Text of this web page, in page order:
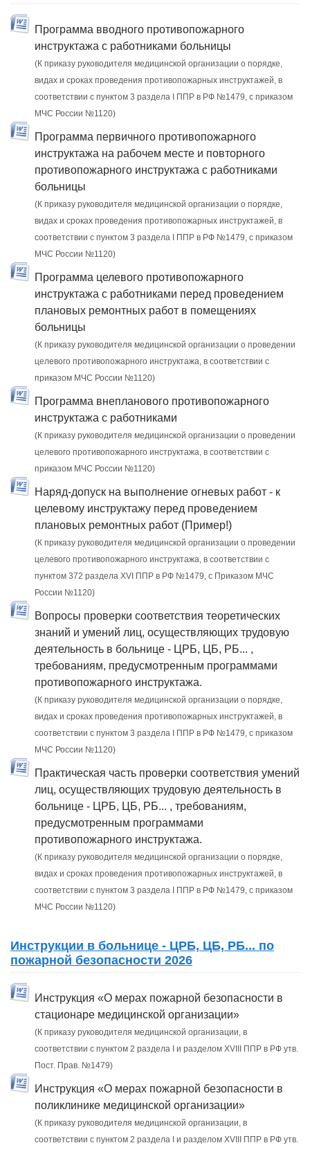
Программа вводного противопожарного
инструктажа с работниками больницы
(К приказу руководителя медицинской организации о порядке,
видах и сроках проведения противопожарных инструктажей, в
соответствии с пунктом 3 раздела I ППР в РФ №1479, с приказом
МЧС России №1120)
Программа первичного противопожарного
инструктажа на рабочем месте и повторного
противопожарного инструктажа с работниками
больницы
(К приказу руководителя медицинской организации о порядке,
видах и сроках проведения противопожарных инструктажей, в
соответствии с пунктом 3 раздела I ППР в РФ №1479, с приказом
МЧС России №1120)
Программа целевого противопожарного
инструктажа с работниками перед проведением
плановых ремонтных работ в помещениях
больницы
(К приказу руководителя медицинской организации о проведении
целевого противопожарного инструктажа, в соответствии с
приказом МЧС России №1120)
Программа внепланового противопожарного
инструктажа с работниками
(К приказу руководителя медицинской организации о проведении
целевого противопожарного инструктажа, в соответствии с
приказом МЧС России №1120)
Наряд-допуск на выполнение огневых работ - к
целевому инструктажу перед проведением
плановых ремонтных работ (Пример!)
(К приказу руководителя медицинской организации о проведении
целевого противопожарного инструктажа, в соответствии с
пунктом 372 раздела XVI ППР в РФ №1479, c Приказом МЧС
России №1120)
Вопросы проверки соответствия теоретических
знаний и умений лиц, осуществляющих трудовую
деятельность в больнице - ЦРБ, ЦБ, РБ... ,
требованиям, предусмотренным программами
противопожарного инструктажа.
(К приказу руководителя медицинской организации о порядке,
видах и сроках проведения противопожарных инструктажей, в
соответствии с пунктом 3 раздела I ППР в РФ №1479, с приказом
МЧС России №1120)
Практическая часть проверки соответствия умений
лиц, осуществляющих трудовую деятельность в
больнице - ЦРБ, ЦБ, РБ... , требованиям,
предусмотренным программами
противопожарного инструктажа.
(К приказу руководителя медицинской организации о порядке,
видах и сроках проведения противопожарных инструктажей, в
соответствии с пунктом 3 раздела I ППР в РФ №1479, с приказом
МЧС России №1120)
Инструкции в больнице - ЦРБ, ЦБ, РБ... по
пожарной безопасности 2026
Инструкция «О мерах пожарной безопасности в
стационаре медицинской организации»
(К приказу руководителя медицинской организации, в
соответствии с пунктом 2 раздела I и разделом XVIII ППР в РФ утв.
Пост. Прав. №1479)
Инструкция «О мерах пожарной безопасности в
поликлинике медицинской организации»
(К приказу руководителя медицинской организации, в
соответствии с пунктом 2 раздела I и разделом XVIII ППР в РФ утв.